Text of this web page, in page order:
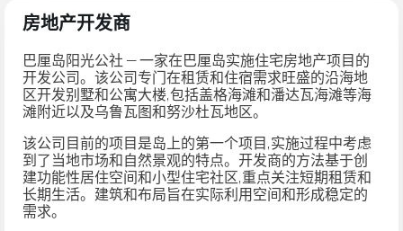
房地产开发商
巴厘岛阳光公社 — 一家在巴厘岛实施住宅房地产项目的
开发公司。该公司专门在租赁和住宿需求旺盛的沿海地
区开发别墅和公寓大楼,包括盖格海滩和潘达瓦海滩等海
滩附近以及乌鲁瓦图和努沙杜瓦地区。
该公司目前的项目是岛上的第一个项目,实施过程中考虑
到了当地市场和自然景观的特点。开发商的方法基于创
建功能性居住空间和小型住宅社区,重点关注短期租赁和
长期生活。建筑和布局旨在实际利用空间和形成稳定的
需求。